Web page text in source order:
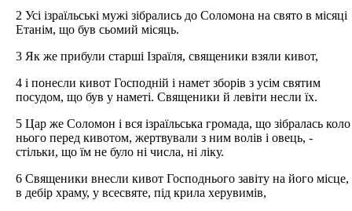
2 Усі ізраїльські мужі зібрались до Соломона на свято в місяці
Етанім, що був сьомий місяць.
3 Як же прибули старші Ізраїля, священики взяли кивот,
4 і понесли кивот Господній і намет зборів з усім святим
посудом, що був у наметі. Священики й левіти несли їх.
5 Цар же Соломон і вся ізраїльська громада, що зібралась коло
нього перед кивотом, жертвували з ним волів і овець, -
стільки, що їм не було ні числа, ні ліку.
6 Священики внесли кивот Господнього завіту на його місце,
в дебір храму, у всесвяте, під крила херувимів,